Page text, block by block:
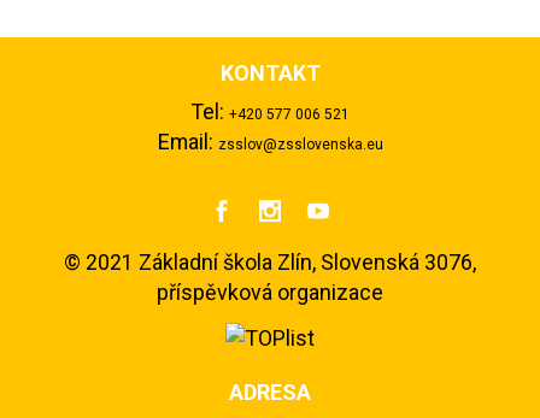
KONTAKT
Tel: +420 577 006 521
Email: zsslov@zsslovenska.eu
  
© 2021 Základní škola Zlín, Slovenská 3076,
příspěvková organizace
ADRESA